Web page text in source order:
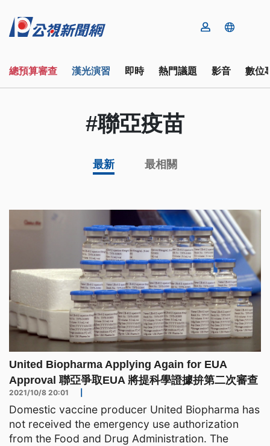
總預算審查 漢光演習 即時 熱門議題 影音 數位
#聯亞疫苗
最新 最相關
United Biopharma Applying Again for EUA
Approval 聯亞爭取EUA 將提科學證據拚第二次審查
2021/10/8 20:01
Domestic vaccine producer United Biopharma has
not received the emergency use authorization
from the Food and Drug Administration. The